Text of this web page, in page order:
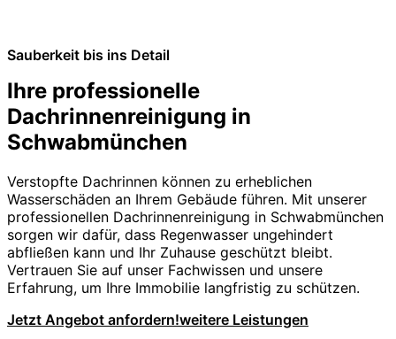
Sauberkeit bis ins Detail
Ihre professionelle
Dachrinnenreinigung in
Schwabmünchen
Verstopfte Dachrinnen können zu erheblichen
Wasserschäden an Ihrem Gebäude führen. Mit unserer
professionellen Dachrinnenreinigung in Schwabmünchen
sorgen wir dafür, dass Regenwasser ungehindert
abfließen kann und Ihr Zuhause geschützt bleibt.
Vertrauen Sie auf unser Fachwissen und unsere
Erfahrung, um Ihre Immobilie langfristig zu schützen.
Jetzt Angebot anfordern!weitere Leistungen